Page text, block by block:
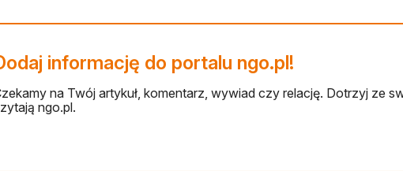
informację do portalu ngo.pl!
na Twój artykuł, komentarz, wywiad czy relację. Dotrzyj ze
ngo.pl.